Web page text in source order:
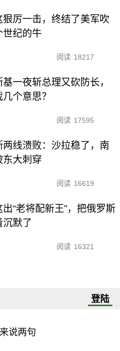
狠厉一击，终结了美军吹
世纪的牛
阅读 18217
基一夜斩总理又砍防长，
个意思？
阅读 17595
两线溃败：沙拉稳了，南
东大刺穿
阅读 16619
出“老将配新王”，把俄罗斯
沉默了
阅读 16321
登陆
说两句